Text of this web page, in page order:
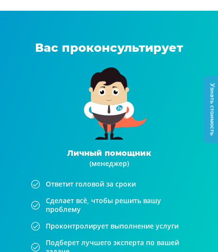
Вас проконсультирует
Личный помощник
(менеджер)
Ответит головой за сроки
Сделает всё, чтобы решить вашу
проблему
Проконтролирует выполнение услуги
Подберет лучшего эксперта по вашей
Узнать стоимость